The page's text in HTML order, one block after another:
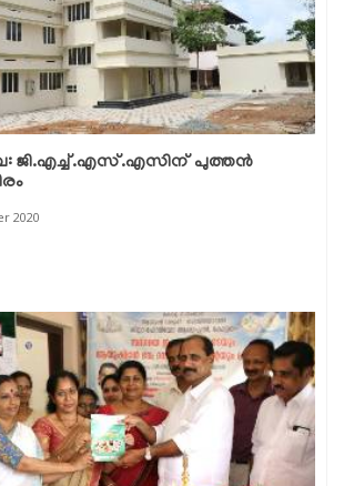
ജി.എച്ച്.എസ്.എസിന് പുത്തന്‍
2020